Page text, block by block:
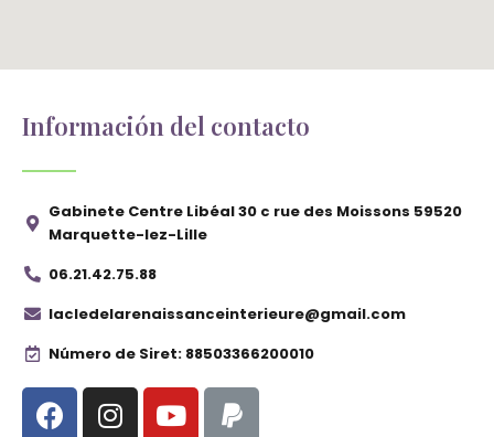
Información del contacto
Gabinete Centre Libéal 30 c rue des Moissons 59520
Marquette-lez-Lille
06.21.42.75.88
lacledelarenaissanceinterieure@gmail.com
Número de Siret: 88503366200010